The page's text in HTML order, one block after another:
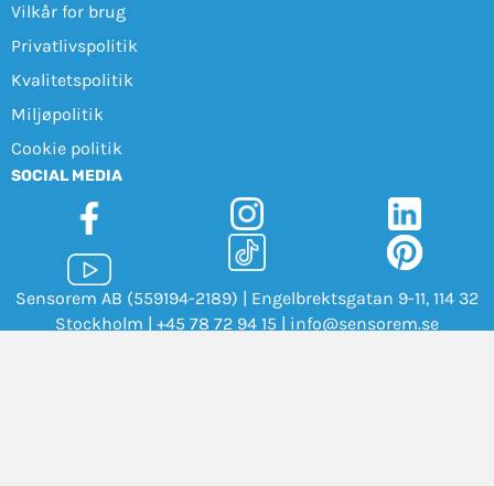
Vilkår for brug
Privatlivspolitik
Kvalitetspolitik
Miljøpolitik
Cookie politik
SOCIAL MEDIA
Sensorem AB (559194-2189) | Engelbrektsgatan 9-11, 114 32
Stockholm | +45 78 72 94 15
info@sensorem.se